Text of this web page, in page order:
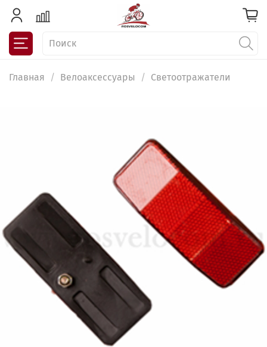
Главная Велоаксессуары Светоотражатели